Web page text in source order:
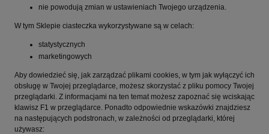
nie powodują zmian w ustawieniach Twojego urządzenia.
W tym Sklepie ciasteczka wykorzystywane są w celach:
statystycznych
marketingowych
Aby dowiedzieć się, jak zarządzać plikami cookies, w tym jak wyłączyć ich
obsługę w Twojej przeglądarce, możesz skorzystać z pliku pomocy Twojej
przeglądarki. Z informacjami na ten temat możesz zapoznać się wciskając
klawisz F1 w przeglądarce. Ponadto odpowiednie wskazówki znajdziesz
na następujących podstronach, w zależności od przeglądarki, której
używasz: